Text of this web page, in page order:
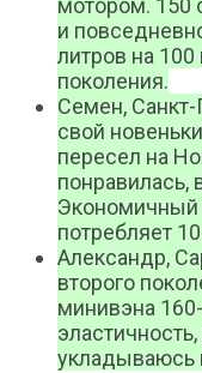
мотором. 150
и
литров на
поколения.
Семен, Санкт-
свой
пересел на
понравилась,
Экономичный
потребляет
Александр,
второго
минивэна
укладываюсь